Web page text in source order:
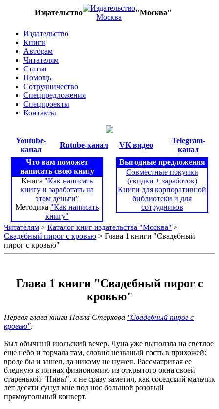
Издательство "Москва"
Издательство
Книги
Авторам
Читателям
Статьи
Помощь
Сотрудничество
Спецпредложения
Спецпроекты
Контакты
Youtube-
канал
Rutube-канал VK видео
Telegram-
канал
Что вам поможет
написать свою книгу
Книга "Как написать
книгу и заработать на
этом деньги"
Методика "Как написать
книгу"
Выгодные предложения
Совместные покупки
(скидки + заработок)
Книги для корпоративной
библиотеки и для
сотрудников
Читателям > Каталог книг издательства "Москва" >
Свадебный пирог с кровью > Глава 1 книги "Свадебный
пирог с кровью"
Глава 1 книги "Свадебный пирог с
кровью"
Первая глава книги Павла Стерхова "Свадебный пирог с
кровью".
Был обычный июльский вечер. Луна уже выползла на светлое
еще небо и торчала там, словно незваный гость в прихожей:
вроде бы и зашел, да никому не нужен. Рассматривая ее
бледную в пятнах физиономию из открытого окна своей
старенькой "Нивы", я не сразу заметил, как соседский мальчик
лет десяти сунул мне под нос большой розовый
прямоугольный конверт.